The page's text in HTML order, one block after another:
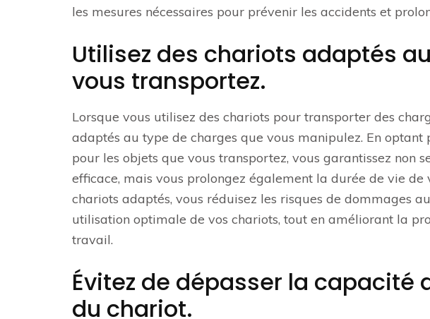
les mesures nécessaires pour prévenir les accidents et
Utilisez des chariots adaptés
vous transportez.
Lorsque vous utilisez des chariots pour transporter des
adaptés au type de charges que vous manipulez. En optant
pour les objets que vous transportez, vous garantissez non
efficace, mais vous prolongez également la durée de vie de
chariots adaptés, vous réduisez les risques de dommages
utilisation optimale de vos chariots, tout en améliorant la
travail.
Évitez de dépasser la capacité
du chariot.